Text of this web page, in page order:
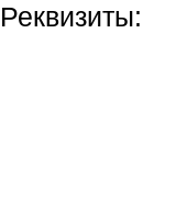
Реквизиты: